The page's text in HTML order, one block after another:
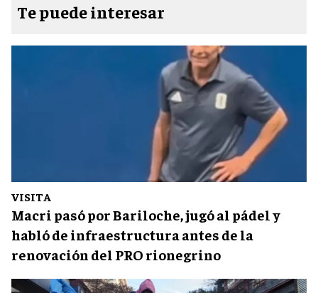
Te puede interesar
VISITA
Macri pasó por Bariloche, jugó al pádel y
habló de infraestructura antes de la
renovación del PRO rionegrino